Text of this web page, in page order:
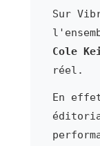
Sur
Cole
réel.
En